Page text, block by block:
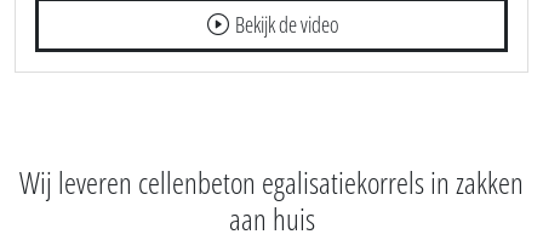
Bekijk de video
Wij leveren cellenbeton egalisatiekorrels in zakken
aan huis